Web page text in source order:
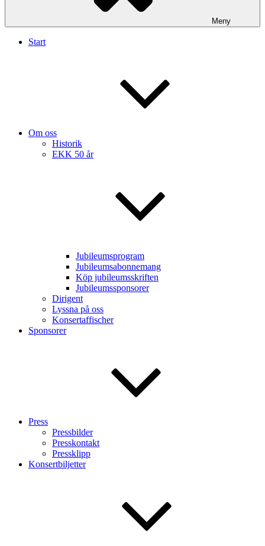
Meny
Start
Om oss
Historik
EKK 50 år
Jubileumsprogram
Jubileumsabonnemang
Köp jubileumsskriften
Jubileumssponsorer
Dirigent
Lyssna på oss
Konsertaffischer
Sponsorer
Press
Pressbilder
Presskontakt
Pressklipp
Konsertbiljetter